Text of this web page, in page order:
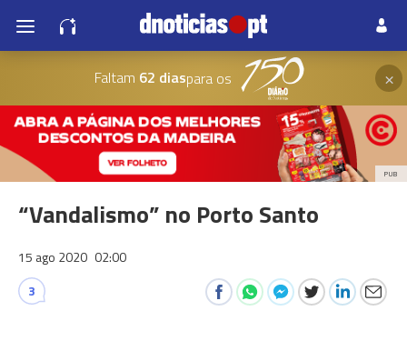
Faltam 62 diaspara os ×
PUB
“Vandalismo” no Porto Santo
15 ago 2020 02:00
3